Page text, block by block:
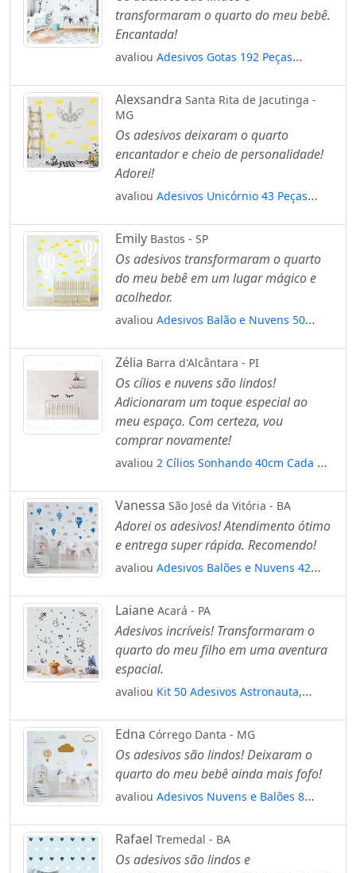
transformaram o quarto do meu bebê.
Encantada!
avaliou Adesivos Gotas 192 Peças
Mod:151
Alexsandra Santa Rita de Jacutinga -
MG
Os adesivos deixaram o quarto
encantador e cheio de personalidade!
Adorei!
avaliou Adesivos Unicórnio 43 Peças
Mod:6
Emily Bastos - SP
Os adesivos transformaram o quarto
do meu bebê em um lugar mágico e
acolhedor.
avaliou Adesivos Balão e Nuvens 50
Infantil Mod:938
Zélia Barra d'Alcântara - PI
Os cílios e nuvens são lindos!
Adicionaram um toque especial ao
meu espaço. Com certeza, vou
comprar novamente!
avaliou 2 Cílios Sonhando 40cm Cada +
Vanessa São José da Vitória - BA
Adorei os adesivos! Atendimento ótimo
e entrega super rápida. Recomendo!
avaliou Adesivos Balões e Nuvens 42
Infantil Mod:793
Laiane Acará - PA
Adesivos incríveis! Transformaram o
quarto do meu filho em uma aventura
espacial.
avaliou Kit 50 Adesivos Astronauta,
Mod:256
Edna Córrego Danta - MG
Os adesivos são lindos! Deixaram o
quarto do meu bebê ainda mais fofo!
avaliou Adesivos Nuvens e Balões 8
Infantil Mod:648
Rafael Tremedal - BA
Os adesivos são lindos e